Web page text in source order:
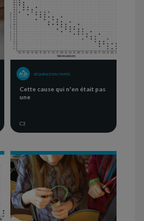
SÉQUENCE D'ACTIVITÉS
Cette cause qui n'en était pas
une
C3